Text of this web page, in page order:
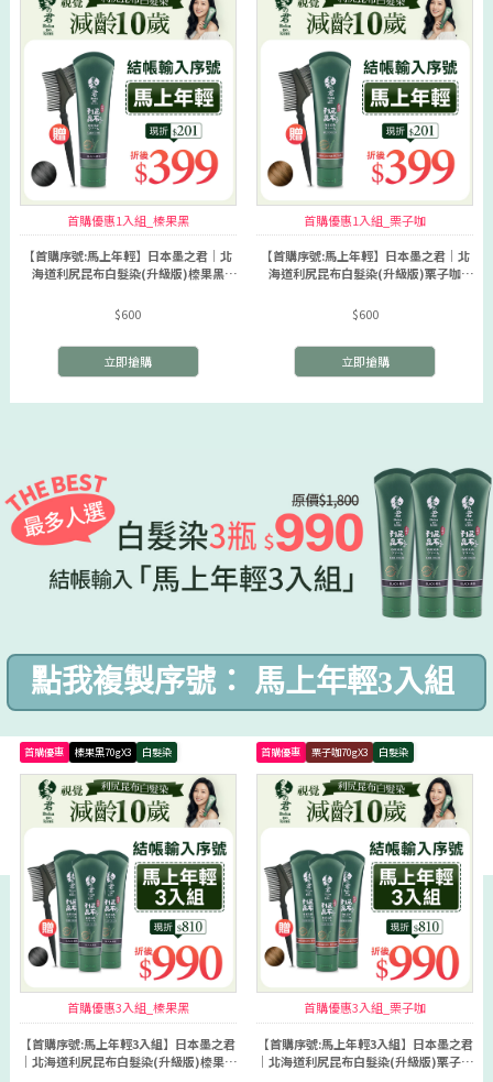
首購優惠1入組_榛果黑
【首購序號:馬上年輕】日本墨之君｜北
海道利尻昆布白髮染(升級版)榛果黑
$600
立即搶購
首購優惠1入組_栗子咖
【首購序號:馬上年輕】日本墨之君｜北
海道利尻昆布白髮染(升級版)栗子咖
$600
立即搶購
點我複製序號： 馬上年輕3入組
首購優惠 榛果黑70gX3 白髮染
首購優惠3入組_榛果黑
【首購序號:馬上年輕3入組】日本墨之君
｜北海道利尻昆布白髮染(升級版)榛果黑
首購優惠 栗子咖70gX3 白髮染
首購優惠3入組_栗子咖
【首購序號:馬上年輕3入組】日本墨之君
｜北海道利尻昆布白髮染(升級版)栗子咖